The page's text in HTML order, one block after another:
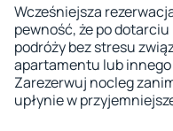
Wcześniejsza
pewność, że po
podróży bez stresu
apartamentu lub
Zarezerwuj nocleg
upłynie w